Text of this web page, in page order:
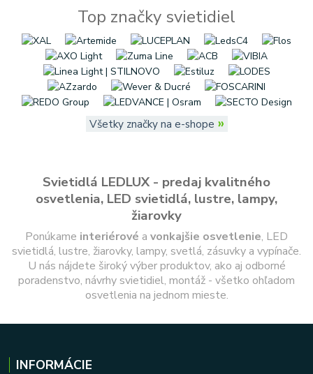
Top značky svietidiel
Všetky značky na e-shope »
Svietidlá LEDLUX - predaj kvalitného
osvetlenia, LED svietidlá, lustre, lampy,
žiarovky
Ponúkame interiérové a vonkajšie osvetlenie, LED
svietidlá, lustre, žiarovky, lampy, svetlá, zásuvky a vypínače.
U nás nájdete široký výber produktov, ako aj odborné
poradenstvo, návrhy svietidiel, montáž - všetko ohľadom
osvetlenia na jednom mieste.
INFORMÁCIE